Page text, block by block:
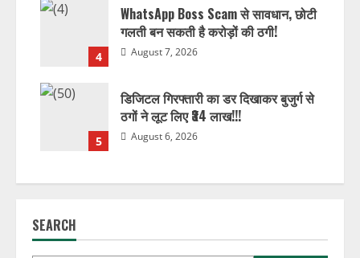
4
WhatsApp Boss Scam से सावधान, छोटी
गलती बन सकती है करोड़ों की ठगी!
August 7, 2026
5
डिजिटल गिरफ्तारी का डर दिखाकर बुजुर्ग से
ठगों ने लूट लिए ₹34 लाख!!!
August 6, 2026
SEARCH